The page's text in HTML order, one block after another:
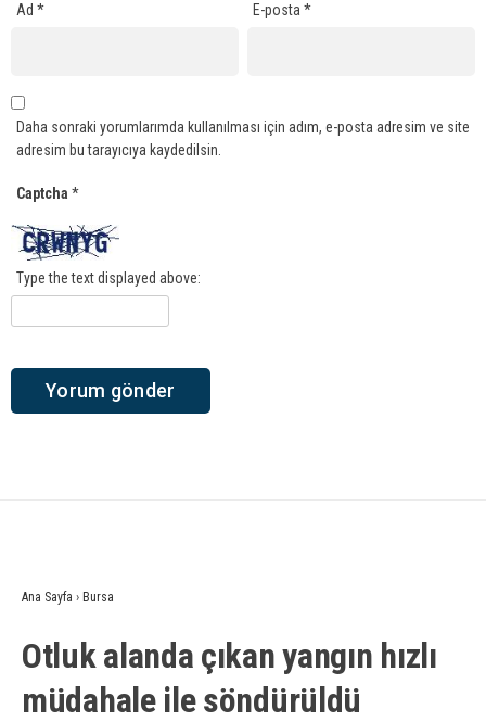
Ad * E-posta*
Daha sonraki yorumlarımda kullanılması için adım, e-posta adresim ve site
adresim bu tarayıcıya kaydedilsin.
Captcha *
Type the text displayed above:
Ana Sayfa › Bursa
Otluk alanda çıkan yangın hızlı
müdahale ile söndürüldü